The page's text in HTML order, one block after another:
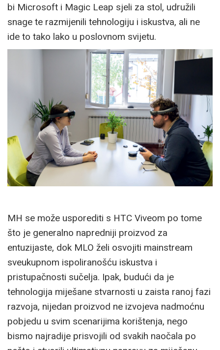
bi Microsoft i Magic Leap sjeli za stol, udružili
snage te razmijenili tehnologiju i iskustva, ali ne
ide to tako lako u poslovnom svijetu.
MH se može usporediti s HTC Viveom po tome
što je generalno napredniji proizvod za
entuzijaste, dok MLO želi osvojiti mainstream
sveukupnom ispoliranošću iskustva i
pristupačnosti sučelja. Ipak, budući da je
tehnologija miješane stvarnosti u zaista ranoj fazi
razvoja, nijedan proizvod ne izvojeva nadmoćnu
pobjedu u svim scenarijima korištenja, nego
bismo najradije prisvojili od svakih naočala po